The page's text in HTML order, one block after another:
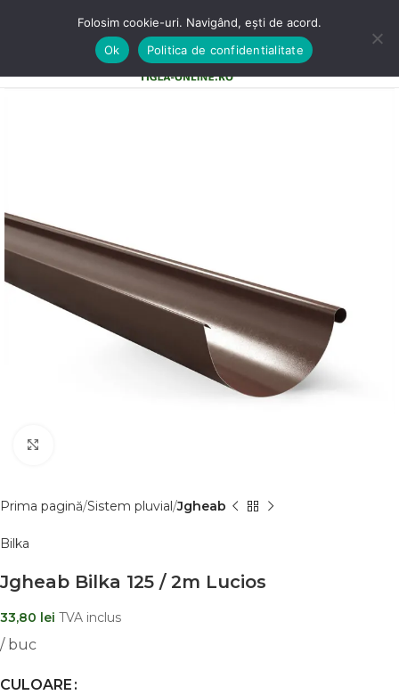
Prima pagină Sistem pluvial Jgheab
Bilka
Jgheab Bilka 125 / 2m Lucios
33,80 lei TVA inclus
/ buc
CULOARE
Folosim cookie-uri. Navigând, ești de acord.
Ok
Politica de confidentialitate